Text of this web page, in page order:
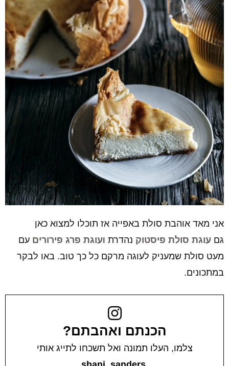
אני מאד אוהבת סולת באפייה אז תוכלו למצוא כאן
גם עוגת סולת פיסטוק נהדרת ועוגת פרג פירורים עם
מעט סולת שמעניק לעוגה מרקם כל כך טוב. באו לבקר
במתכונים.
הכנתם ואהבתם?
צלמו, העלו תמונה ואל תשכחו לתייג אותי